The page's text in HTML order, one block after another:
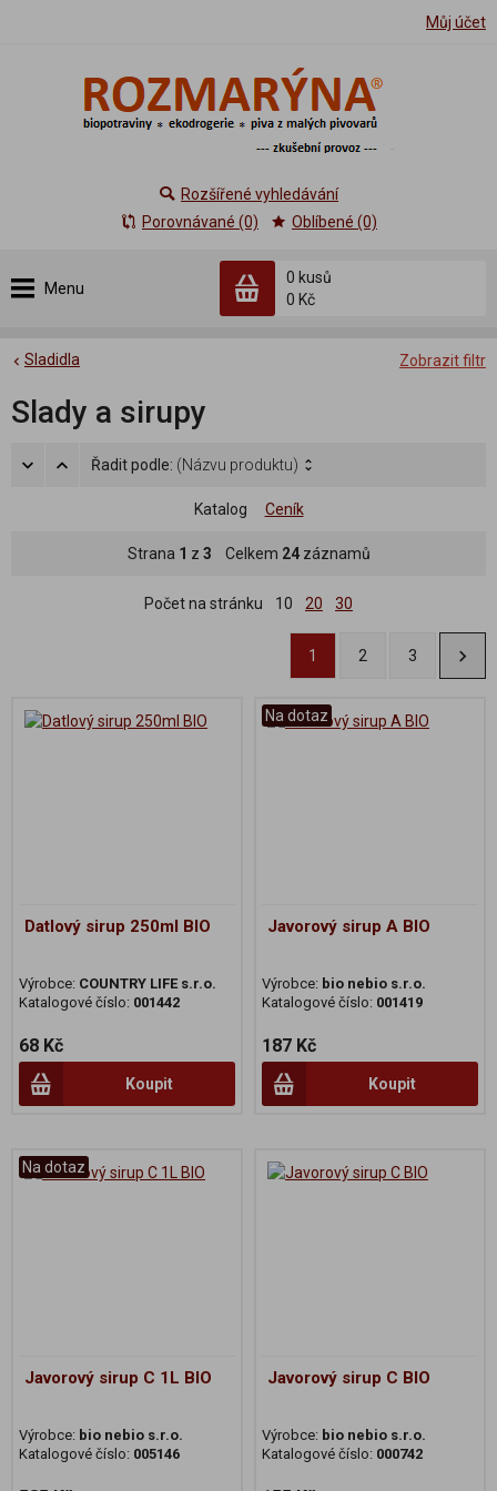
Můj účet
Menu
0 kusů
0 Kč
Rozšířené vyhledávání
Porovnávané (0)
Oblíbené (0)
Zobrazit filtr
Sladidla
Slady a sirupy
Řadit podle: (Názvu produktu)
Katalog Ceník
Strana 1 z 3 Celkem 24záznamů
Počet na stránku 10 20 30
1 2 3
Datlový sirup 250ml BIO
Výrobce: COUNTRY LIFE s.r.o.
Katalogové číslo: 001442
68 Kč
Koupit
Na dotaz
Javorový sirup A BIO
Výrobce: bio nebio s.r.o.
Katalogové číslo: 001419
187 Kč
Koupit
Na dotaz
Javorový sirup C 1L BIO
Výrobce: bio nebio s.r.o.
Katalogové číslo: 005146
Javorový sirup C BIO
Výrobce: bio nebio s.r.o.
Katalogové číslo: 000742